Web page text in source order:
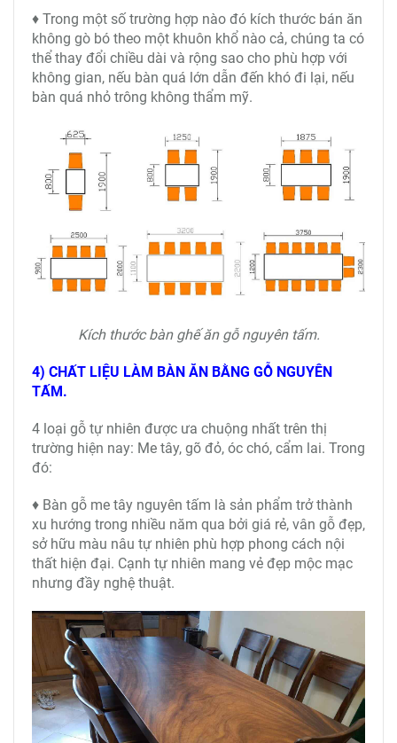
♦ Trong một số trường hợp nào đó kích thước bán ăn
không gò bó theo một khuôn khổ nào cả, chúng ta có
thể thay đổi chiều dài và rộng sao cho phù hợp với
không gian, nếu bàn quá lớn dẫn đến khó đi lại, nếu
bàn quá nhỏ trông không thẩm mỹ.
Kích thước bàn ghế ăn gỗ nguyên tấm.
4) CHẤT LIỆU LÀM BÀN ĂN BẰNG GỖ NGUYÊN
TẤM.
4 loại gỗ tự nhiên được ưa chuộng nhất trên thị
trường hiện nay: Me tây, gõ đỏ, óc chó, cẩm lai. Trong
đó:
♦ Bàn gỗ me tây nguyên tấm là sản phẩm trở thành
xu hướng trong nhiều năm qua bởi giá rẻ, vân gỗ đẹp,
sở hữu màu nâu tự nhiên phù hợp phong cách nội
thất hiện đại. Cạnh tự nhiên mang vẻ đẹp mộc mạc
nhưng đầy nghệ thuật.